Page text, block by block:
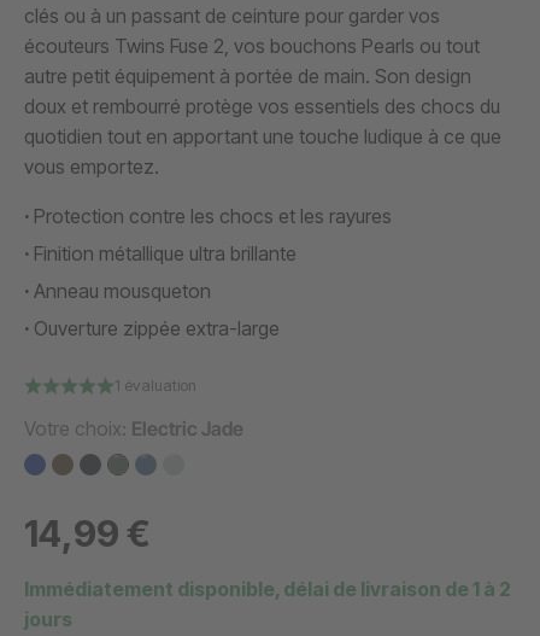
clés ou à un passant de ceinture pour garder vos
écouteurs Twins Fuse 2, vos bouchons Pearls ou tout
autre petit équipement à portée de main. Son design
doux et rembourré protège vos essentiels des chocs du
quotidien tout en apportant une touche ludique à ce que
vous emportez.
Protection contre les chocs et les rayures
Finition métallique ultra brillante
Anneau mousqueton
Ouverture zippée extra-large
1 évaluation
Votre choix: Electric Jade
14,99 €
Immédiatement disponible, délai de livraison de 1 à 2
jours